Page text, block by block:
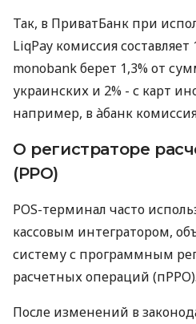
Так, в ПриватБанк при
LiqPay комиссия
monobank берет 1,3% от
украинских и 2% - с карт
например, в àбанк комиссия
О регистраторе
(РРО)
POS-терминал часто
кассовым интегратором,
систему с программным
расчетных операций (пРРО).
После изменений в